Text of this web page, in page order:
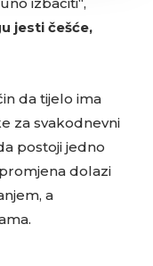
jesti češće,
da tijelo ima
za svakodnevni
postoji jedno
dolazi
a